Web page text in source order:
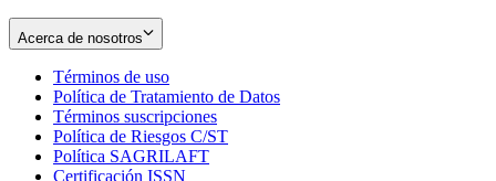
Acerca de nosotros
Términos de uso
in
new
window
Política de Tratamiento de Datos
Términos suscripciones
in
Política de Riesgos C/ST
Política SAGRILAFT
Certificación ISSN